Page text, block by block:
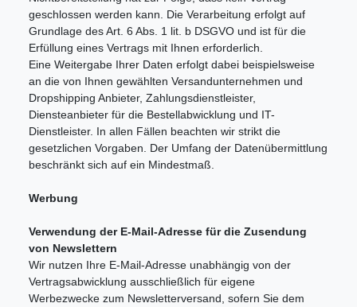
geschlossen werden kann. Die Verarbeitung erfolgt auf
Grundlage des Art. 6 Abs. 1 lit. b DSGVO und ist für die
Erfüllung eines Vertrags mit Ihnen erforderlich.
Eine Weitergabe Ihrer Daten erfolgt dabei beispielsweise
an die von Ihnen gewählten Versandunternehmen und
Dropshipping Anbieter, Zahlungsdienstleister,
Diensteanbieter für die Bestellabwicklung und IT-
Dienstleister. In allen Fällen beachten wir strikt die
gesetzlichen Vorgaben. Der Umfang der Datenübermittlung
beschränkt sich auf ein Mindestmaß.
Werbung
Verwendung der E-Mail-Adresse für die Zusendung
von Newslettern
Wir nutzen Ihre E-Mail-Adresse unabhängig von der
Vertragsabwicklung ausschließlich für eigene
Werbezwecke zum Newsletterversand, sofern Sie dem